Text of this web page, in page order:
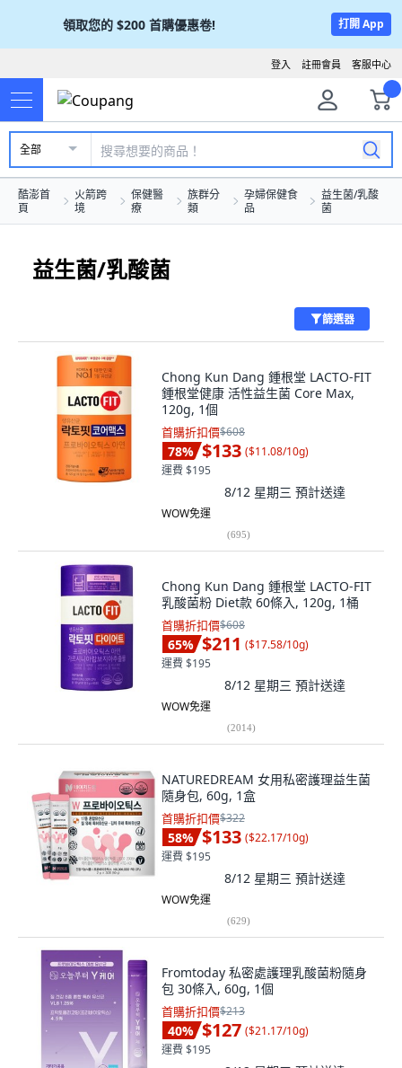
領取您的 $200 首購優惠卷! 打開 App
客服中心
註冊會員
登入
全部
酷澎首
頁
火箭跨
境
保健醫
療
族群分
類
孕婦保健食
品
益生菌/乳酸
菌
益生菌/乳酸菌
篩選器
Chong Kun Dang 鍾根堂 LACTO-FIT
鍾根堂健康 活性益生菌 Core Max,
120g, 1個
首購折扣價$608
78% $133 ($11.08/10g)
運費 $195
8/12 星期三 預計送達
WOW免運
(695)
Chong Kun Dang 鍾根堂 LACTO-FIT
乳酸菌粉 Diet款 60條入, 120g, 1桶
首購折扣價$608
65% $211 ($17.58/10g)
運費 $195
8/12 星期三 預計送達
WOW免運
(2014)
NATUREDREAM 女用私密護理益生菌
隨身包, 60g, 1盒
首購折扣價$322
58% $133 ($22.17/10g)
運費 $195
8/12 星期三 預計送達
WOW免運
(629)
Fromtoday 私密處護理乳酸菌粉隨身
包 30條入, 60g, 1個
首購折扣價$213
40% $127 ($21.17/10g)
運費 $195